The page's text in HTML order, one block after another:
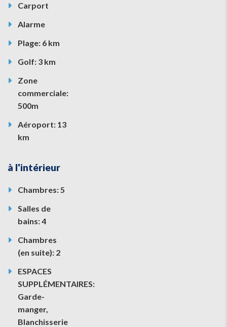
Carport
Alarme
Plage: 6 km
Golf: 3 km
Zone
commerciale:
500m
Aéroport: 13
km
à l'intérieur
Chambres: 5
Salles de
bains: 4
Chambres
(en suite): 2
ESPACES
SUPPLÉMENTAIRES:
Garde-
manger,
Blanchisserie